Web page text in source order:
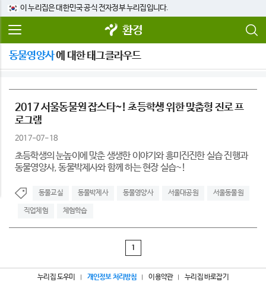
이 누리집은 대한민국 공식 전자정부 누리집입니다.
환경
동물영양사에 대한 태그클라우드
2017 서울동물원 잡스타~! 초등학생 위한 맞춤형 진로 프
로그램
2017-07-18
초등학생의 눈높이에 맞춘 생생한 이야기와 흥미진진한 실습 진행과
동물영양사, 동물박제사와 함께 하는 현장 실습~!
동물교실 동물박제사 동물영양사 서울대공원 서울동물원
직업체험 체험학습
1
누리집 도우미 개인정보 처리방침 이용약관 누리집 바로잡기